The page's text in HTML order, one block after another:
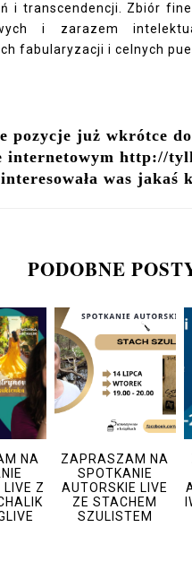
i transcendencji. Zbiór
i zarazem
fabularyzacji i celnych
pozycje już wkrótce
internetowym http://
was jakaś
PODOBNE
NA
LIVE Z
ZAPRASZAM NA
SPOTKANIE
AUTORSKIE LIVE
ZE STACHEM
SZULISTEM